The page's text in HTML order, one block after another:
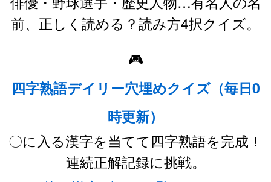
前、正しく読める？読み方4択クイズ。
🎮
四字熟語デイリー穴埋めクイズ（毎日0
時更新）
〇に入る漢字を当てて四字熟語を完成！
連続正解記録に挑戦。